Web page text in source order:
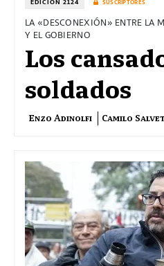
SUSCRIPTORES
LA «DESCONEXIÓN» ENTRE LA
Y EL GOBIERNO
Los
soldados
Enzo Adinolfi Camilo